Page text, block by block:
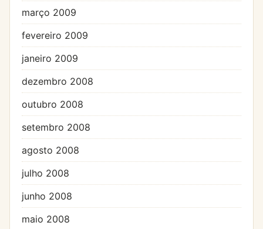
março 2009
fevereiro 2009
janeiro 2009
dezembro 2008
outubro 2008
setembro 2008
agosto 2008
julho 2008
junho 2008
maio 2008